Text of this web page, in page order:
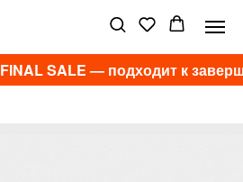
FINAL SALE — подходит к